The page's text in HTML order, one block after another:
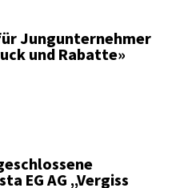
Jungunternehmer
und Rabatte»
EG AG „Vergiss